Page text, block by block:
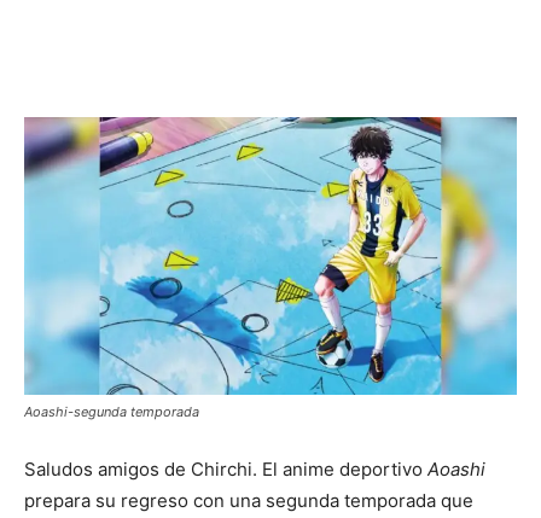
Aoashi-segunda temporada
Saludos amigos de Chirchi. El anime deportivo Aoashi
prepara su regreso con una segunda temporada que